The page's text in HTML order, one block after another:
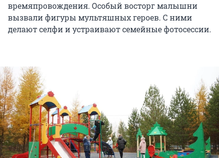
времяпровождения. Особый восторг малышни
вызвали фигуры мультяшных героев. С ними
делают селфи и устраивают семейные фотосессии.